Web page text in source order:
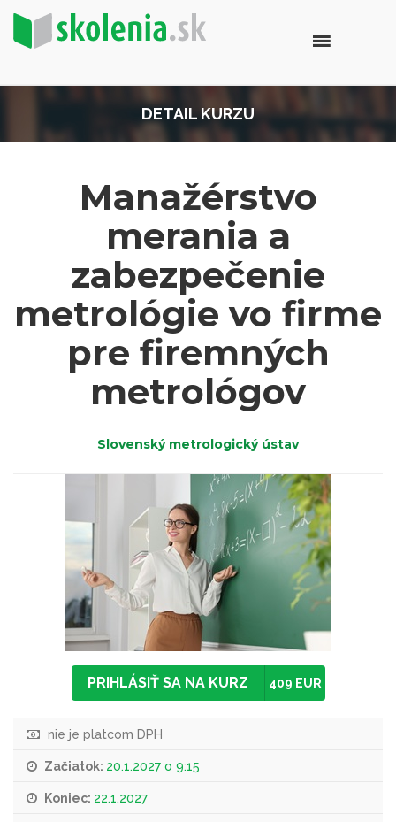
DETAIL KURZU
Manažérstvo
merania a
zabezpečenie
metrológie vo firme
pre firemných
metrológov
Slovenský metrologický ústav
PRIHLÁSIŤ SA NA KURZ 409 EUR
nie je platcom DPH
Začiatok: 20.1.2027 o 9:15
Koniec: 22.1.2027